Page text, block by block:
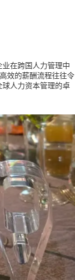
在跨国人力管理中
效的薪酬流程往往令
人力资本管理的卓